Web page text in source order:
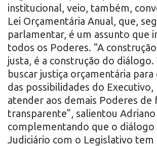
institucional, veio, também,
Lei Orçamentária Anual, que,
parlamentar, é um assunto que
todos os Poderes. “A
justa, é a construção do diálogo.
buscar justiça orçamentária
das possibilidades do Executivo,
atender aos demais Poderes de
transparente”, salientou Adriano
complementando que o
Judiciário com o Legislativo tem